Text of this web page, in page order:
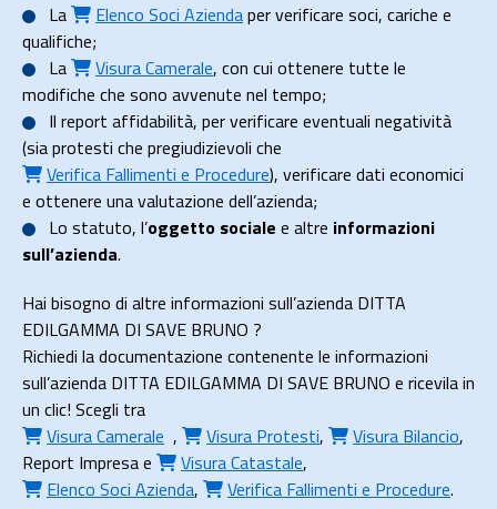
La
Elenco Soci Aziendaper verificare soci, cariche e
qualifiche;
La
Visura Camerale, con cui ottenere tutte le
modifiche che sono avvenute nel tempo;
Il report affidabilità, per verificare eventuali negatività
(sia protesti che pregiudizievoli che
Verifica Fallimenti e Procedure), verificare dati economici
e ottenere una valutazione dell’azienda;
Lo statuto, l’oggetto sociale e altre informazioni
sull’azienda.
Hai bisogno di altre informazioni sull’azienda DITTA
EDILGAMMA DI SAVE BRUNO ?
Richiedi la documentazione contenente le informazioni
sull’azienda DITTA EDILGAMMA DI SAVE BRUNO e ricevila in
un clic! Scegli tra
Visura Camerale , Visura Protesti, Visura Bilancio,
Report Impresae Visura Catastale,
Elenco Soci Azienda, Verifica Fallimenti e Procedure.